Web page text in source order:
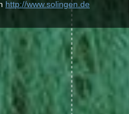
http://www.solingen.de